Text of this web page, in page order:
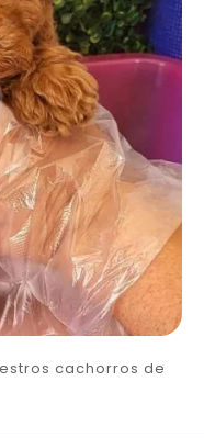
cachorros de